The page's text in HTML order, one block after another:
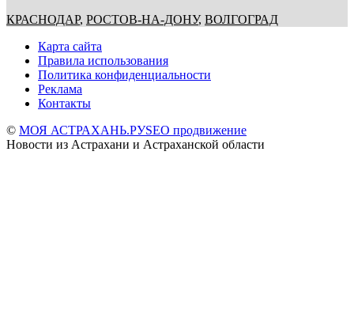
КРАСНОДАР, РОСТОВ-НА-ДОНУ, ВОЛГОГРАД
Карта сайта
Правила использования
Политика конфиденциальности
Реклама
Контакты
© МОЯ АСТРАХАНЬ.РУSEO продвижение
Новости из Астрахани и Астраханской области